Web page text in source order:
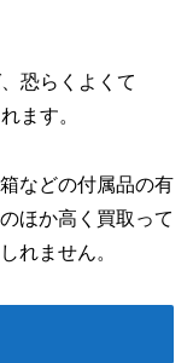
恐らくよくて
ます。
などの付属品の有
ほか高く買取って
れません。